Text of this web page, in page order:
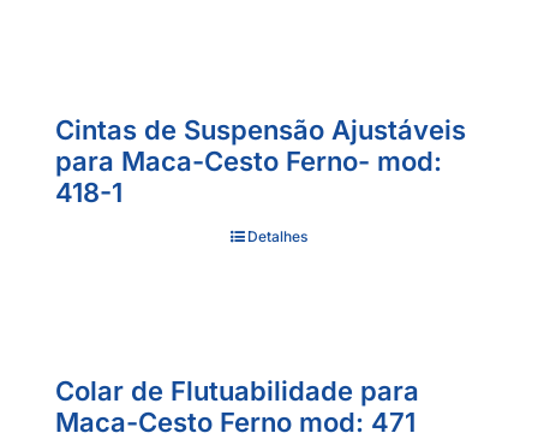
Cintas de Suspensão Ajustáveis
para Maca-Cesto Ferno- mod:
418-1
Detalhes
Colar de Flutuabilidade para
Maca-Cesto Ferno mod: 471